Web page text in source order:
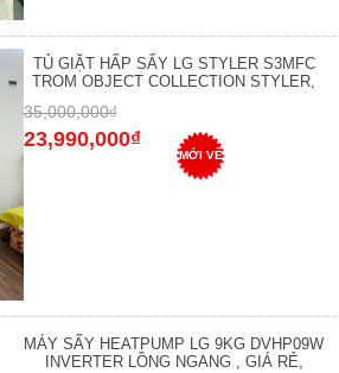
TỦ GIẶT HẤP SẤY LG STYLER S3MFC
TROM OBJECT COLLECTION STYLER,
35,000,000₫
23,990,000₫
MỚI VỀ
MÁY SẤY HEATPUMP LG 9KG DVHP09W
INVERTER LỒNG NGANG , GIÁ RẺ,